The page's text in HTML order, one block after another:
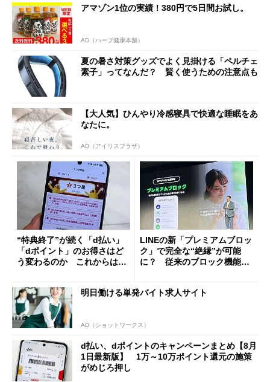
アマゾン1位の実績！380円で5日間お試し。
AD（ハーブ健康本舗）
夏の暑さ対策グッズでよく見掛ける「ペルチェ
素子」ってなんだ？ 賢く使うための注意点も
【大人気】ひんやり冷感寝具で快適な睡眠をあ
なたに。
AD（アイリスプラザ）
“特典終了”が続く「d払い」
「dポイント」のお得さはど
う変わるのか これからは
LINEの新「プレミアムブロッ
ク」で完全な“絶縁”が可能
に？ 従来のブロック機能と
明日働ける単発バイト求人サイト
AD（ショットワークス）
d払い、dポイントのキャンペーンまとめ【8月
1日最新版】 1万～10万ポイント還元の施策
がめじろ押し